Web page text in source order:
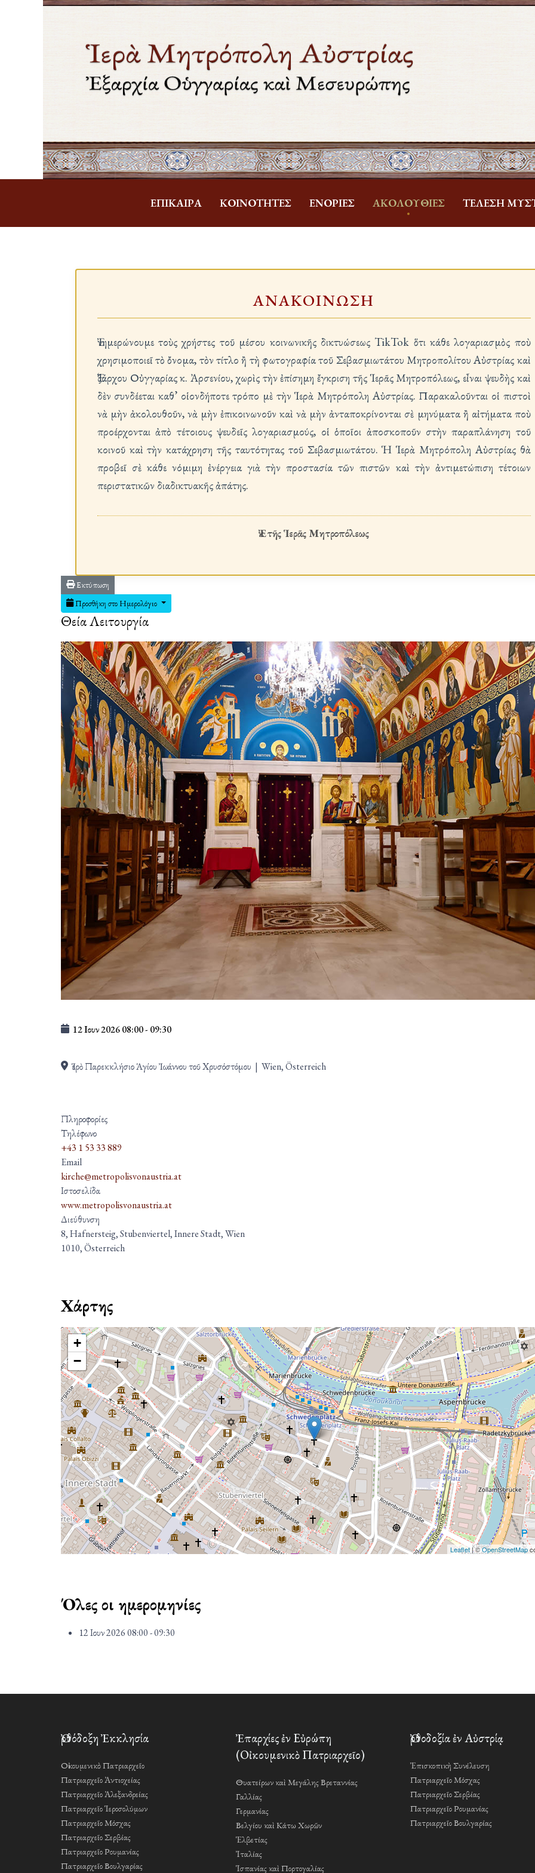
ἘΠΊΚΑΙΡΑ ΚΟΙΝΌΤΗΤΕΣ ἘΝΟΡΊΕΣ ἈΚΟΛΟΥΘΊΕΣ ΤΈΛΕΣΗ
ΑΝΑΚΟΙΝΩΣΗ
Ἐνημερώνουμε τοὺς χρήστες τοῦ μέσου κοινωνικῆς δικτυώσεως TikTok ὅτι κάθε λογαριασμὸς ποὺ
χρησιμοποιεῖ τὸ ὄνομα, τὸν τίτλο ἢ τὴ φωτογραφία τοῦ Σεβασμιωτάτου Μητροπολίτου Αὐστρίας καὶ
Ἐξάρχου Οὐγγαρίας κ. Ἀρσενίου, χωρὶς τὴν ἐπίσημη ἔγκριση τῆς Ἱερᾶς Μητροπόλεως, εἶναι ψευδὴς καὶ
δὲν συνδέεται καθ’ οἱονδήποτε τρόπο μὲ τὴν Ἱερὰ Μητρόπολη Αὐστρίας. Παρακαλοῦνται οἱ πιστοὶ
νὰ μὴν ἀκολουθοῦν, νὰ μὴν ἐπικοινωνοῦν καὶ νὰ μὴν ἀνταποκρίνονται σὲ μηνύματα ἢ αἰτήματα ποὺ
προέρχονται ἀπὸ τέτοιους ψευδεῖς λογαριασμούς, οἱ ὁποῖοι ἀποσκοποῦν στὴν παραπλάνηση τοῦ
κοινοῦ καὶ τὴν κατάχρηση τῆς ταυτότητας τοῦ Σεβασμιωτάτου. Ἡ Ἱερὰ Μητρόπολη Αὐστρίας θὰ
προβεῖ σὲ κάθε νόμιμη ἐνέργεια γιὰ τὴν προστασία τῶν πιστῶν καὶ τὴν ἀντιμετώπιση τέτοιων
περιστατικῶν διαδικτυακῆς ἀπάτης.
Ἐκ τῆς Ἱερᾶς Μητροπόλεως
Εκτύπωση
Προσθήκη στο Ημερολόγιο
Θεία Λειτουργία
12 Ιουν 202608:00- 09:30
Ἱερὸ Παρεκκλήσιο Ἁγίου Ἰωάννου τοῦ Χρυσόστόμου | Wien, Österreich
Πληροφορίες
Τηλέφωνο
+43 1 53 33 889
Email
kirche@metropolisvonaustria.at
Ιστοσελίδα
www.metropolisvonaustria.at
Διεύθυνση
8, Hafnersteig, Stubenviertel, Innere Stadt, Wien
1010, Österreich
Χάρτης
+
−
Leaflet| ©OpenStreetMap
Όλες οι ημερομηνίες
12 Ιουν 202608:00 - 09:30
Ὀρθόδοξη Ἐκκλησία
Οἰκουμενικὸ Πατριαρχεῖο
Πατριαρχεῖο Ἀντιοχείας
Πατριαρχεῖο Ἀλεξανδρείας
Πατριαρχεῖο Ἱεροσολύμων
Πατριαρχεῖο Μόσχας
Πατριαρχεῖο Σερβίας
Πατριαρχεῖο Ρουμανίας
Πατριαρχεῖο Βουλγαρίας
Ἐπαρχίες ἐν Εὐρώπη
(Οἰκουμενικὸ Πατριαρχεῖο)
Θυατείρων καὶ Μεγάλης Βρεταννίας
Γαλλίας
Γερμανίας
Βελγίου καὶ Κάτω Χωρῶν
Ἑλβετίας
Ἰταλίας
Ἱσπανίας καὶ Πορτογαλίας
Ὀρθοδοξία ἐν Αὐστρίᾳ
Ἐπισκοπικὴ Συνέλευση
Πατριαρχεῖο Μόσχας
Πατριαρχεῖο Σερβίας
Πατριαρχεῖο Ρουμανίας
Πατριαρχεῖο Βουλγαρίας